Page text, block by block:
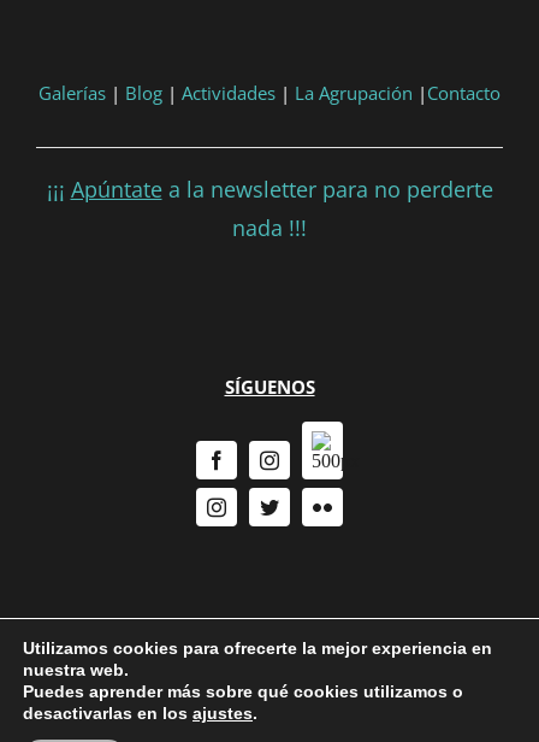
Galerías | Blog | Actividades | La Agrupación | Contacto
¡¡¡ Apúntatea la newsletter para no perderte
nada !!!
SÍGUENOS
Política de Privacidad| Política de cookies
Utilizamos cookies para ofrecerte la mejor experiencia en
nuestra web.
Puedes aprender más sobre qué cookies utilizamos o
desactivarlas en los ajustes.